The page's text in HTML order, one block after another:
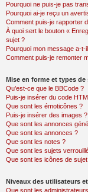
Pourquoi ne puis-je pas
Pourquoi ai-je reçu un
Comment puis-je rapporter
À quoi sert le bouton «
sujet ?
Pourquoi mon message a-t-
Comment puis-je remonter
Mise en forme et types de
Qu’est-ce que le BBCode ?
Puis-je insérer du code
Que sont les émoticônes ?
Puis-je insérer des images ?
Que sont les annonces
Que sont les annonces ?
Que sont les notes ?
Que sont les sujets
Que sont les icônes de
Niveaux des utilisateurs
Que sont les